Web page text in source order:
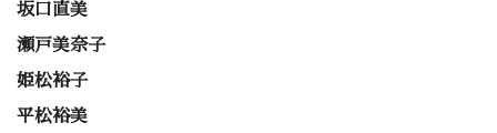
坂口直美
瀬戸美奈子
姫松裕子
平松裕美